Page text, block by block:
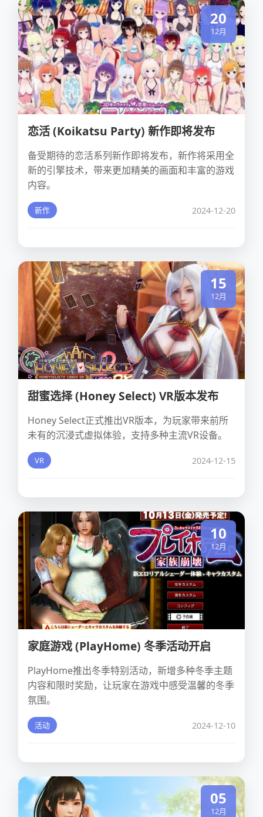
20
12月
恋活 (Koikatsu Party) 新作即将发布
备受期待的恋活系列新作即将发布，新作将采用全
新的引擎技术，带来更加精美的画面和丰富的游戏
内容。
新作 2024-12-20
15
12月
甜蜜选择 (Honey Select) VR版本发布
Honey Select正式推出VR版本，为玩家带来前所
未有的沉浸式虚拟体验，支持多种主流VR设备。
VR 2024-12-15
10
12月
家庭游戏 (PlayHome) 冬季活动开启
PlayHome推出冬季特别活动，新增多种冬季主题
内容和限时奖励，让玩家在游戏中感受温馨的冬季
氛围。
活动 2024-12-10
05
12月